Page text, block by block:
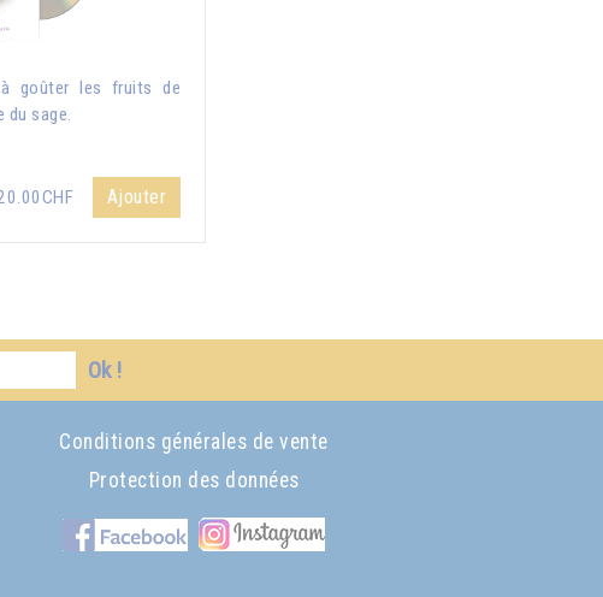
goûter les fruits de
du sage.
Ajouter
Ok !
Conditions générales de vente
Protection des données